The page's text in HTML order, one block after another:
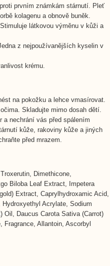
prvním známkám stárnutí. Pleť
kolagenu a obnově buněk.
látkovou výměnu v kůži a
z nejpoužívanějších kyselin v
krému.
na pokožku a lehce vmasírovat.
Skladujte mimo dosah dětí.
a nechrání vás před spálením
kůže, rakoviny kůže a jiných
před mrazem.
Dimethicone,
Biloba Leaf Extract, Impetera
Extract, Caprylhydroxamic Acid,
Acrylate, Sodium
Oil, Daucus Carota Sativa (Carrot)
Allantoin, Ascorbyl